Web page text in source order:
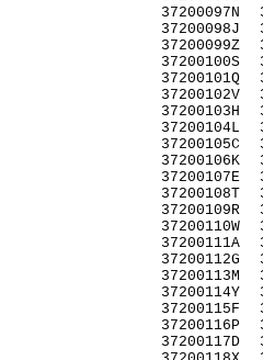
37200097N
37200098J
37200099Z
37200100S
37200101Q
37200102V
37200103H
37200104L
37200105C
37200106K
37200107E
37200108T
37200109R
37200110W
37200111A
37200112G
37200113M
37200114Y
37200115F
37200116P
37200117D